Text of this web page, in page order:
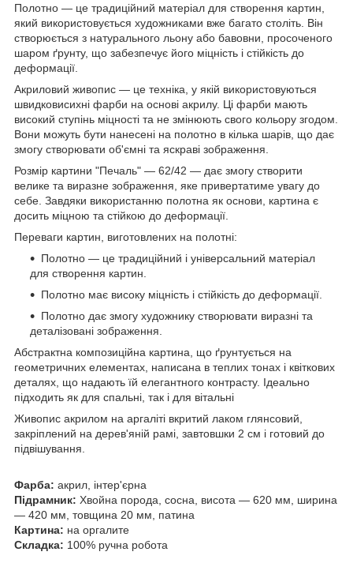
Полотно — це традиційний матеріал для створення картин,
який використовується художниками вже багато століть. Він
створюється з натурального льону або бавовни, просоченого
шаром ґрунту, що забезпечує його міцність і стійкість до
деформації.
Акриловий живопис — це техніка, у якій використовуються
швидковисихні фарби на основі акрилу. Ці фарби мають
високий ступінь міцності та не змінюють свого кольору згодом.
Вони можуть бути нанесені на полотно в кілька шарів, що дає
змогу створювати об'ємні та яскраві зображення.
Розмір картини "Печаль" — 62/42 — дає змогу створити
велике та виразне зображення, яке привертатиме увагу до
себе. Завдяки використанню полотна як основи, картина є
досить міцною та стійкою до деформації.
Переваги картин, виготовлених на полотні:
Полотно — це традиційний і універсальний матеріал
для створення картин.
Полотно має високу міцність і стійкість до деформації.
Полотно дає змогу художнику створювати виразні та
деталізовані зображення.
Абстрактна композиційна картина, що ґрунтується на
геометричних елементах, написана в теплих тонах і квіткових
деталях, що надають їй елегантного контрасту. Ідеально
підходить як для спальні, так і для вітальні
Живопис акрилом на аргаліті вкритий лаком глянсовий,
закріплений на дерев'яній рамі, завтовшки 2 см і готовий до
підвішування.
Фарба: акрил, інтер'єрна
Підрамник: Хвойна порода, сосна, висота — 620 мм, ширина
— 420 мм, товщина 20 мм, патина
Картина: на оргалите
Складка: 100% ручна робота